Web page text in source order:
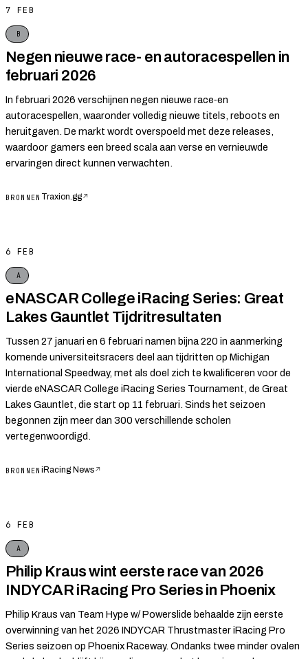
7 FEB
B
Negen nieuwe race- en autoracespellen in
februari 2026
In februari 2026 verschijnen negen nieuwe race‑en
autoracespellen, waaronder volledig nieuwe titels, reboots en
heruitgaven. De markt wordt overspoeld met deze releases,
waardoor gamers een breed scala aan verse en vernieuwde
ervaringen direct kunnen verwachten.
BRONNEN Traxion.gg↗
6 FEB
A
eNASCAR College iRacing Series: Great
Lakes Gauntlet Tijdritresultaten
Tussen 27 januari en 6 februari namen bijna 220 in aanmerking
komende universiteitsracers deel aan tijdritten op Michigan
International Speedway, met als doel zich te kwalificeren voor de
vierde eNASCAR College iRacing Series Tournament, de Great
Lakes Gauntlet, die start op 11 februari. Sinds het seizoen
begonnen zijn meer dan 300 verschillende scholen
vertegenwoordigd.
BRONNEN iRacing News↗
6 FEB
A
Philip Kraus wint eerste race van 2026
INDYCAR iRacing Pro Series in Phoenix
Philip Kraus van Team Hype w/ Powerslide behaalde zijn eerste
overwinning van het 2026 INDYCAR Thrustmaster iRacing Pro
Series seizoen op Phoenix Raceway. Ondanks twee minder ovalen